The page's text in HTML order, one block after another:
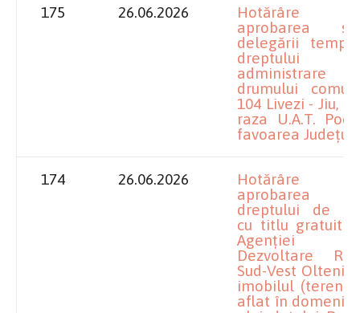
175 26.06.2026
Hotărâre
aprobarea
delegării
administrare
drumului
104 Livezi - Jiu,
raza U.A.T.
favoarea
174 26.06.2026
Hotărâre
aprobarea
dreptului de
cu titlu gratuit
Agenției
Dezvoltare
Sud-Vest Oltenia
imobilul
aflat în